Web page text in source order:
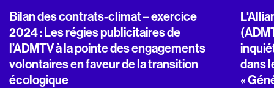
Bilan des contrats-climat – exercice
2024 : Les régies publicitaires de
l’ADMTV à la pointe des engagements
volontaires en faveur de la transition
écologique
dans
«